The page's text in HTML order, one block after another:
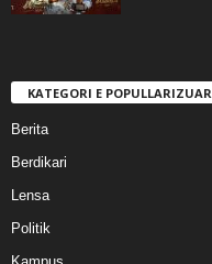
KATEGORI E POPULLARIZUAR
Berita
Berdikari
Lensa
Politik